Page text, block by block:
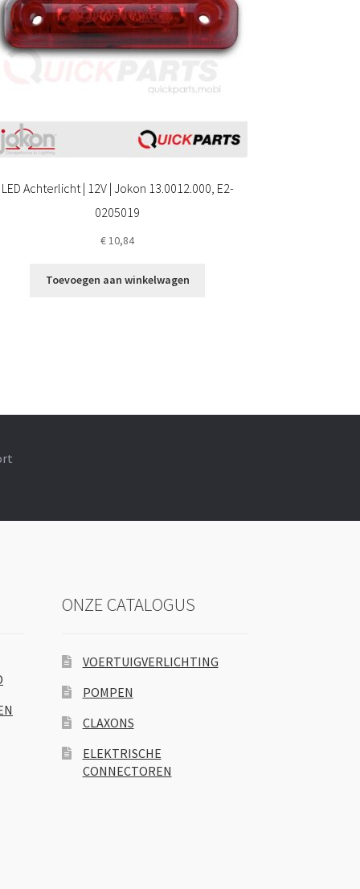
LED Achterlicht | 12V | Jokon 13.0012.000, E2-
0205019
€ 10,84
Toevoegen aan winkelwagen
ONZE CATALOGUS
VOERTUIGVERLICHTING
POMPEN
CLAXONS
ELEKTRISCHE
CONNECTOREN